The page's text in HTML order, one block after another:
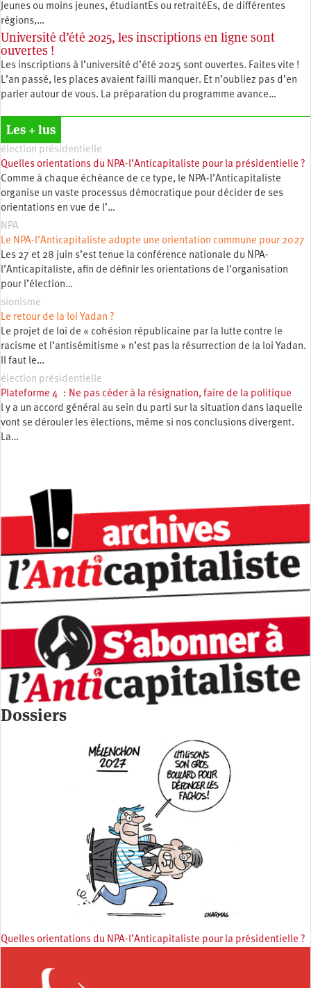
Jeunes ou moins jeunes, étudiantEs ou retraitéEs, de différentes
régions,…
Université d’été 2025, les inscriptions en ligne sont
ouvertes !
Les inscriptions à l’université d’été 2025 sont ouvertes. Faites vite !
L’an passé, les places avaient failli manquer. Et n’oubliez pas d’en
parler autour de vous. La préparation du programme avance…
Les + lus
élection présidentielle
Quelles orientations du NPA-l’Anticapitaliste pour la présidentielle ?
Comme à chaque échéance de ce type, le NPA-l’Anticapitaliste
organise un vaste processus démocratique pour décider de ses
orientations en vue de l’…
NPA
Le NPA-l’Anticapitaliste adopte une orientation commune pour 2027
Les 27 et 28 juin s’est tenue la conférence nationale du NPA-
l’Anticapitaliste, afin de définir les orientations de l’organisation
pour l’élection…
sionisme
Le retour de la loi Yadan ?
Le projet de loi de « cohésion républicaine par la lutte contre le
racisme et l’antisémitisme » n’est pas la résurrection de la loi Yadan.
Il faut le…
élection présidentielle
Plateforme 4 : Ne pas céder à la résignation, faire de la politique
l y a un accord général au sein du parti sur la situation dans laquelle
vont se dérouler les élections, même si nos conclusions divergent.
La…
Dossiers
Quelles orientations du NPA-l’Anticapitaliste pour la présidentielle ?